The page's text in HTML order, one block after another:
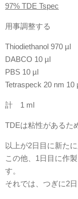
97% TDE Tspec
用事調整する
Thiodiethanol 970 µl
DABCO 10 µl
PBS 10 µl
Tetraspeck 20 nm 10
計 1 ml
TDEは粘性があるた
以上が2日目に新た
この他、1日目に作
す。
それでは、つぎに2